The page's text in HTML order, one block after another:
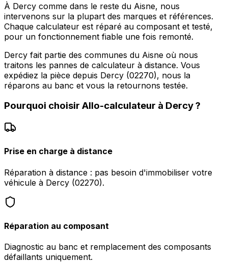
À Dercy comme dans le reste du Aisne, nous
intervenons sur la plupart des marques et références.
Chaque calculateur est réparé au composant et testé,
pour un fonctionnement fiable une fois remonté.
Dercy fait partie des communes du Aisne où nous
traitons les pannes de calculateur à distance. Vous
expédiez la pièce depuis Dercy (02270), nous la
réparons au banc et vous la retournons testée.
Pourquoi choisir Allo-calculateur à Dercy?
Prise en charge à distance
Réparation à distance : pas besoin d'immobiliser votre
véhicule à Dercy (02270).
Réparation au composant
Diagnostic au banc et remplacement des composants
défaillants uniquement.